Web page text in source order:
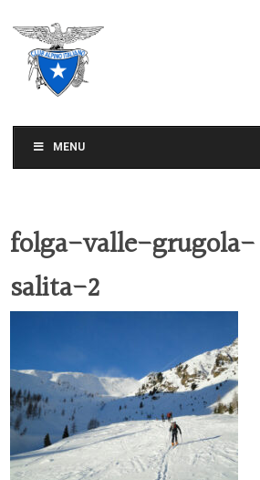
MENU
folga-valle-grugola-
salita-2